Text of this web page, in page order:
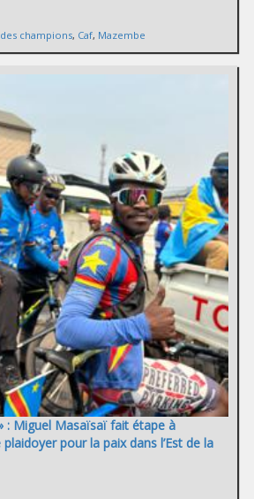
champions, Caf, Mazembe
: Miguel Masaïsaï fait étape à
pour la paix dans l’Est de la